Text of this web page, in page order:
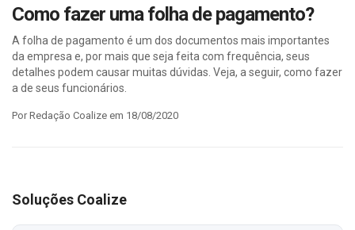
Como fazer uma folha de pagamento?
A folha de pagamento é um dos documentos mais importantes
da empresa e, por mais que seja feita com frequência, seus
detalhes podem causar muitas dúvidas. Veja, a seguir, como fazer
a de seus funcionários.
Por Redação Coalize em 18/08/2020
Soluções Coalize